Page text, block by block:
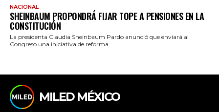
NACIONAL
SHEINBAUM PROPONDRÁ FIJAR TOPE A PENSIONES EN LA
CONSTITUCIÓN
La presidenta Claudia Sheinbaum Pardo anunció que enviará al
Congreso una iniciativa de reforma...
MILED MÉXICO